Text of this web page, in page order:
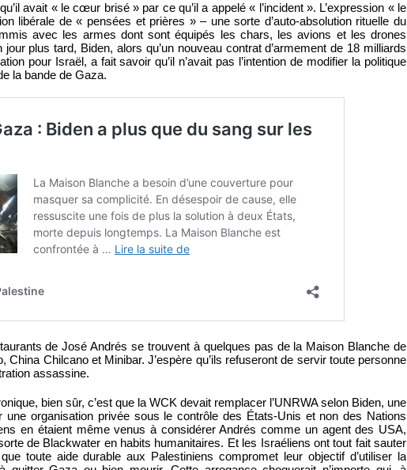
avait « le cœur brisé » par ce qu’il a appelé « l’incident ». L’expression « le
libérale de « pensées et prières » – une sorte d’auto-absolution rituelle du
avec les armes dont sont équipés les chars, les avions et les drones
plus tard, Biden, alors qu’un nouveau contrat d’armement de 18 milliards
pour Israël, a fait savoir qu’il n’avait pas l’intention de modifier la politique
la bande de Gaza.
de José Andrés se trouvent à quelques pas de la Maison Blanche de
China Chilcano et Minibar. J’espère qu’ils refuseront de servir toute personne
assassine.
bien sûr, c’est que la WCK devait remplacer l’UNRWA selon Biden, une
une organisation privée sous le contrôle des États-Unis et non des Nations
en étaient même venus à considérer Andrés comme un agent des USA,
de Blackwater en habits humanitaires. Et les Israéliens ont tout fait sauter
toute aide durable aux Palestiniens compromet leur objectif d’utiliser la